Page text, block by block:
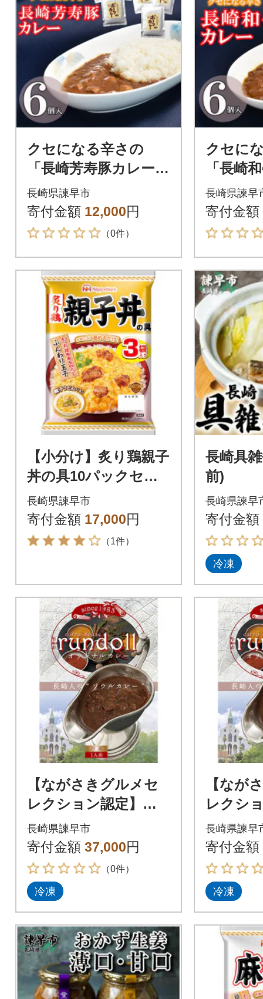
クセになる辛さの
「長崎芳寿豚カレー」
(6パック入)
長崎県諫早市
寄付金額 12,000円
（0件）
クセに
「長崎
パック
長崎県諫早
寄付金額
【小分け】炙り鶏親子
丼の具10パックセッ
ト(1パック3袋入)計30
食分(諫早市)
長崎県諫早市
寄付金額 17,000円
（1件）
長崎具
前)
長崎県諫早
寄付金額
冷凍
【ながさきグルメセ
レクション認定】長
崎県産【Bセット】オ
リジナルカレー×4・
特撰カレー×2 計6ヶ
長崎県諫早市
寄付金額 37,000円
（0件）
冷凍
【なが
レクシ
崎県産
リジナ
特撰カ
ヶ
長崎県諫早
寄付金額
冷凍